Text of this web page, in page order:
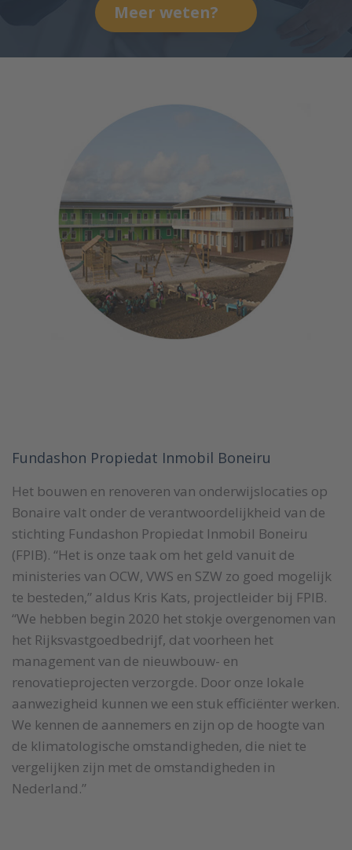
Meer weten?
Fundashon Propiedat Inmobil Boneiru
Het bouwen en renoveren van onderwijslocaties op
Bonaire valt onder de verantwoordelijkheid van de
stichting Fundashon Propiedat Inmobil Boneiru
(FPIB). “Het is onze taak om het geld vanuit de
ministeries van OCW, VWS en SZW zo goed mogelijk
te besteden,” aldus Kris Kats, projectleider bij FPIB.
“We hebben begin 2020 het stokje overgenomen van
het Rijksvastgoedbedrijf, dat voorheen het
management van de nieuwbouw- en
renovatieprojecten verzorgde. Door onze lokale
aanwezigheid kunnen we een stuk efficiënter werken.
We kennen de aannemers en zijn op de hoogte van
de klimatologische omstandigheden, die niet te
vergelijken zijn met de omstandigheden in
Nederland.”